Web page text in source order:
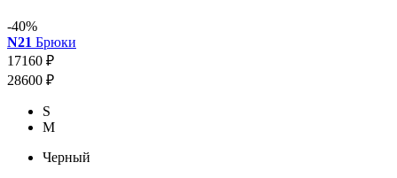
-40%
N21 Брюки
17160 ₽
28600 ₽
S
M
Черный